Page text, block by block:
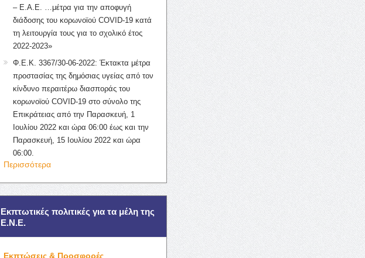
– Ε.Α.Ε. …μέτρα για την αποφυγή
διάδοσης του κορωνοϊού COVID-19 κατά
τη λειτουργία τους για το σχολικό έτος
2022-2023»
Φ.Ε.Κ. 3367/30-06-2022: Έκτακτα μέτρα
προστασίας της δημόσιας υγείας από τον
κίνδυνο περαιτέρω διασποράς του
κορωνοϊού COVID-19 στο σύνολο της
Επικράτειας από την Παρασκευή, 1
Ιουλίου 2022 και ώρα 06:00 έως και την
Παρασκευή, 15 Ιουλίου 2022 και ώρα
06:00.
Περισσότερα
Εκπτωτικές πολιτικές για τα μέλη της
Ε.Ν.Ε.
Εκπτώσεις & Προσφορές